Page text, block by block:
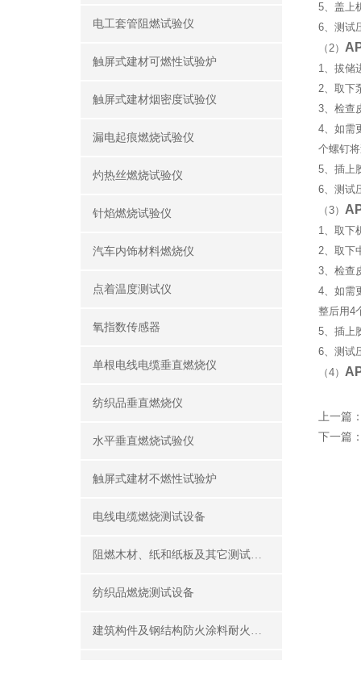
电工套管阻燃试验仪
触屏式建材可燃性试验炉
触屏式建材烟密度试验仪
漏电起痕燃烧试验仪
灼热丝燃烧试验仪
针焰燃烧试验仪
汽车内饰材料燃烧仪
点着温度测试仪
氧指数传感器
单根电线电缆垂直燃烧仪
纺织品垂直燃烧仪
水平垂直燃烧试验仪
触屏式建材不燃性试验炉
电线电缆燃烧测试设备
阻燃木材、纸和纸板及其它测试设备
纺织品燃烧测试设备
建筑构件及钢结构防火涂料耐火性能试验设备
5、盖上
6、测试
（2）
1、拔储
2、取下
3、检查
4、如需
个螺钉
5、插上
6、测试
（3）
1、取下
2、取下
3、检查
4、如需
整后用4
5、插上
6、测试
（4）
上一篇
下一篇